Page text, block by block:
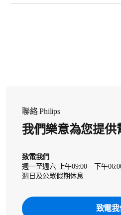
這些步驟是否無法解決問題？
的協助。
聯絡 Philips
我們樂意為您提供
致電我們
週一至週六 上午09:00 – 下午
週日及公眾假期休息
致電我